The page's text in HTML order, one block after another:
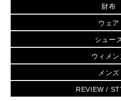
小物
シューズ
ウェア
アクセサ
時計
▶ メン
バッグ
追加アイテ
▶ ウィメンズすべて(ウェ
バッ
財布・小
ウェア
シュー
時計・ジュ
▶ すべて
▶ ウィメンズ
財布・
アクセサ
フレグラ
シュー
人気の定番ア
日本限定 - バ
▶ ウィメンズ
トートバ
ショルダー
クロスボディ・
財布
日本限定 - 財布
▶ ウィメンズ
折り財布(二つ折り
長財布
ウェア
▶ ウィメンズ
トップ
スカート・
ジャケット・
シュー
▶ ウィメンズ
サンダ
スニーカ
ウィメン
人気の定番ア
▶ ウィメンズ
メンズ
▶ メンズす
REVIEW /